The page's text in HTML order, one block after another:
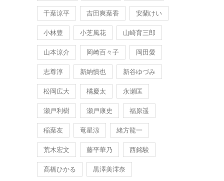
千葉涼平 吉田爽葉香 安蘭けい
小林豊 小芝風花 山崎育三郎
山本涼介 岡崎百々子 岡田愛
志尊淳 新納慎也 新谷ゆづみ
松岡広大 橘慶太 永瀬匡
瀬戸利樹 瀬戸康史 福原遥
稲葉友 竜星涼 緒方龍一
荒木宏文 藤平華乃 西銘駿
髙橋ひかる 黒澤美澪奈